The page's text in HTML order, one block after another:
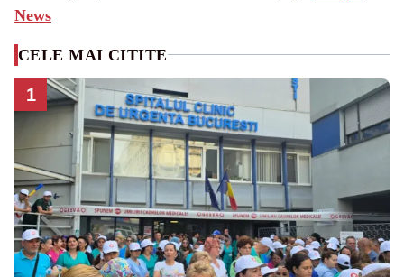
News
CELE MAI CITITE
1